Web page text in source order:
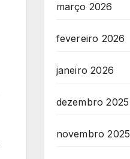
março 2026
fevereiro 2026
janeiro 2026
dezembro 2025
novembro 2025